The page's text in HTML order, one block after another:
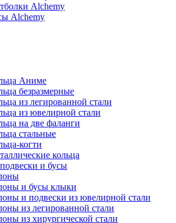
Alchemy
Alchemy
Аниме
безразмерные
из легированной стали
из ювелирной стали
на две фаланги
стальные
когти
кольца
и бусы
и бусы клыки
и подвески из ювелирной стали
из легированной стали
из хирургической стали